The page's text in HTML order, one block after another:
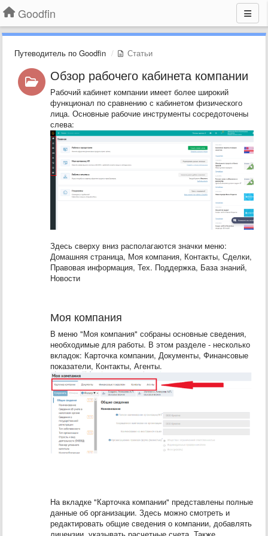
Goodfin
Путеводитель по Goodfin Статьи
Обзор рабочего кабинета компании
Рабочий кабинет компании имеет более широкий
функционал по сравнению с кабинетом физического
лица. Основные рабочие инструменты сосредоточены
слева:
Здесь сверху вниз располагаются значки меню:
Домашняя страница, Моя компания, Контакты, Сделки,
Правовая информация, Тех. Поддержка, База знаний,
Новости
Моя компания
В меню "Моя компания" собраны основные сведения,
необходимые для работы. В этом разделе - несколько
вкладок: Карточка компании, Документы, Финансовые
показатели, Контакты, Агенты.
На вкладке "Карточка компании" представлены полные
данные об организации. Здесь можно смотреть и
редактировать общие сведения о компании, добавлять